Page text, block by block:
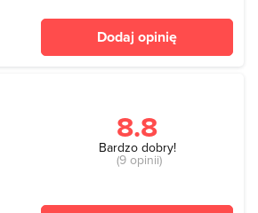
Dodaj opinię
8.8
Bardzo dobry!
(9 opinii)